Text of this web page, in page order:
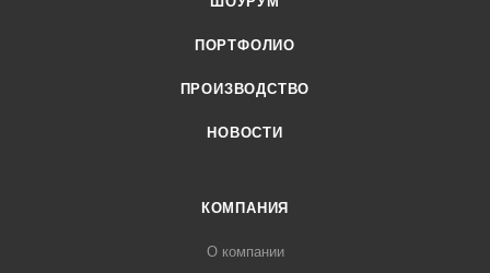
ПОРТФОЛИО
ПРОИЗВОДСТВО
НОВОСТИ
КОМПАНИЯ
О компании